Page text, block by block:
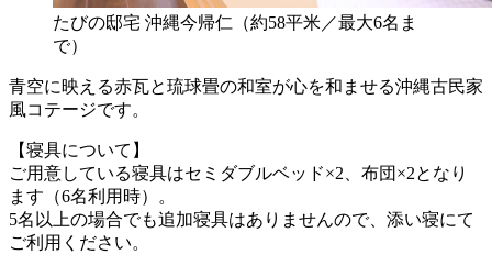
たびの邸宅 沖縄今帰仁（約58平米／最大6名ま
で）
青空に映える赤瓦と琉球畳の和室が心を和ませる沖縄古民家
風コテージです。
【寝具について】
ご用意している寝具はセミダブルベッド×2、布団×2となり
ます（6名利用時）。
5名以上の場合でも追加寝具はありませんので、添い寝にて
ご利用ください。